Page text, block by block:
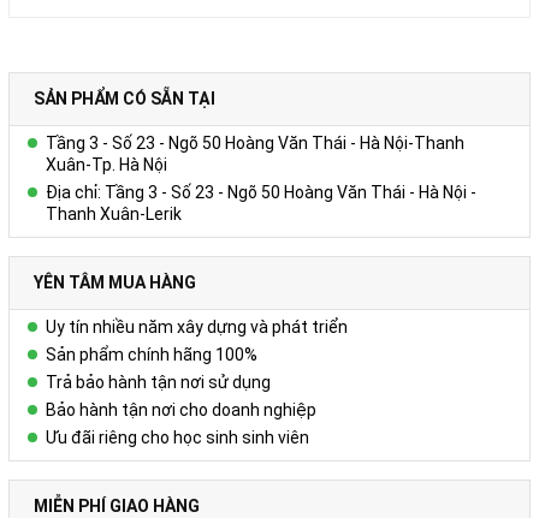
+ Kích thước trang giấy in: 14.5x20.6cm
Số lượng và màu sắc của giấy hay mẫu mã của sản phẩm có thể
được đặt theo yêu cầu của khách hàng.
Liên hệ
Công ty Cổ phần Vy Uyên
DC: Số 23, ngõ 50 Hoàng Văn Thái, Khương Mai, Thanh Xuân, Hà
Nội
Hotline/ZALO : 0978.552.388 ( Ms Uyên)
SẢN PHẨM CÓ SẴN TẠI
Tầng 3 - Số 23 - Ngõ 50 Hoàng Văn Thái - Hà Nội-Thanh
Xuân-Tp. Hà Nội
Địa chỉ: Tầng 3 - Số 23 - Ngõ 50 Hoàng Văn Thái - Hà Nội -
Thanh Xuân-Lerik
YÊN TÂM MUA HÀNG
Uy tín nhiều năm xây dựng và phát triển
Sản phẩm chính hãng 100%
Trả bảo hành tận nơi sử dụng
Bảo hành tận nơi cho doanh nghiệp
Ưu đãi riêng cho học sinh sinh viên
MIỄN PHÍ GIAO HÀNG